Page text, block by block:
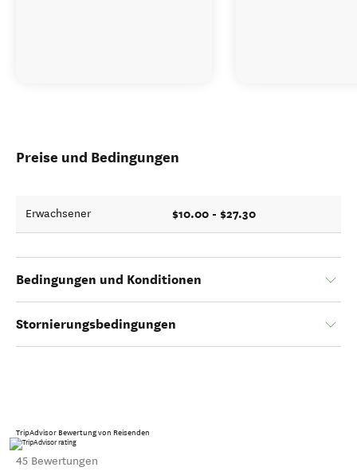
Preise und Bedingungen
Erwachsener $10.00 - $27.30
Bedingungen und Konditionen
Stornierungsbedingungen
TripAdvisor Bewertung von Reisenden
45 Bewertungen